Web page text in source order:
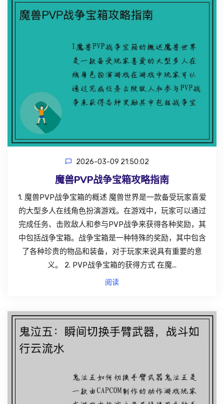
2026-03-09 21:50:02
魔兽PVP战争宝箱攻略指南
1. 魔兽PVP战争宝箱的概述 魔兽世界是一款备受玩家喜爱
的大型多人在线角色扮演游戏。在游戏中，玩家可以通过
完成任务、击败敌人和参与PVP战争来获得各种奖励，其
中包括战争宝箱。战争宝箱是一种特殊的奖励，其中包含
了各种珍贵的物品和装备，对于玩家来说具有重要的意
义。 2. PVP战争宝箱的获得方式 在魔...
阅读